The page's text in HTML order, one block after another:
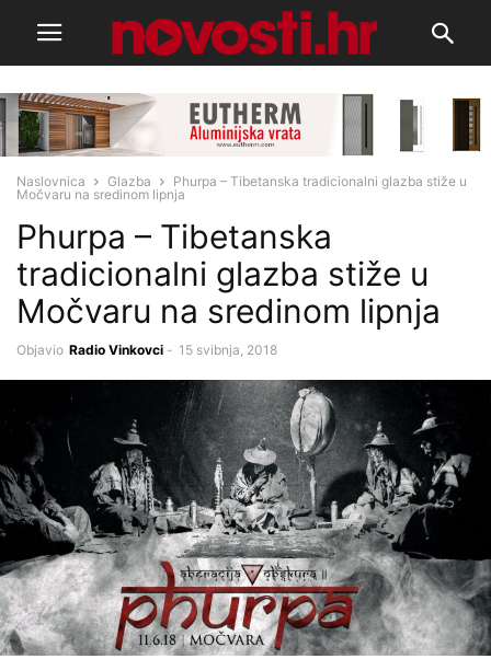
Naslovnica Glazba
Phurpa – Tibetanska tradicionalni glazba stiže u
Močvaru na sredinom lipnja
Phurpa – Tibetanska
tradicionalni glazba stiže u
Močvaru na sredinom lipnja
Objavio Radio Vinkovci - 15 svibnja, 2018